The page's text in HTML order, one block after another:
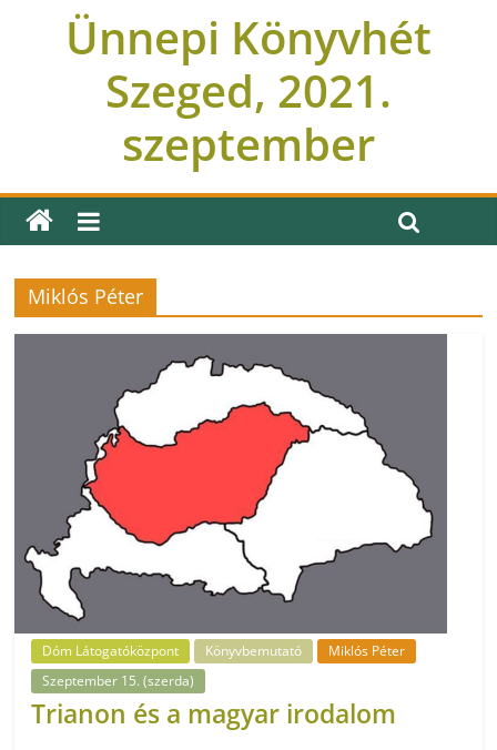
Ünnepi Könyvhét
Szeged, 2021.
szeptember
Miklós Péter
Dóm Látogatóközpont Könyvbemutató
Miklós Péter
Szeptember 15. (szerda)
Trianon és a magyar irodalom